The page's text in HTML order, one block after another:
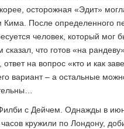
осторожная «Эдит»
После определенного
человек, который мог
что готов «на
на вопрос «кто и как
вариант – а остальные
с Дейчем. Однажды в
кружили по Лондону,